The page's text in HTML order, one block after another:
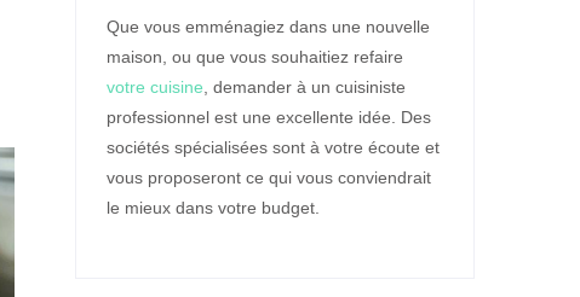
Que vous emménagiez dans une nouvelle
maison, ou que vous souhaitiez refaire
votre cuisine, demander à un cuisiniste
professionnel est une excellente idée. Des
sociétés spécialisées sont à votre écoute et
vous proposeront ce qui vous conviendrait
le mieux dans votre budget.